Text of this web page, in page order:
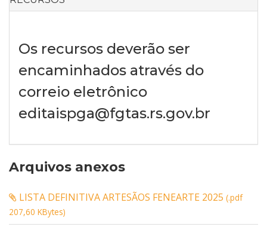
Os recursos deverão ser
encaminhados através do
correio eletrônico
editaispga@fgtas.rs.gov.br
Arquivos anexos
LISTA DEFINITIVA ARTESÃOS FENEARTE 2025 (.pdf
207,60 KBytes)